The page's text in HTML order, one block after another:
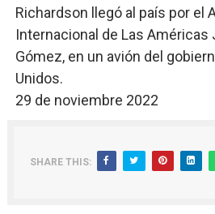
Richardson llegó al país por el
Internacional de Las Américas
Gómez, en un avión del
Unidos.
29 de noviembre 2022
SHARE THIS: